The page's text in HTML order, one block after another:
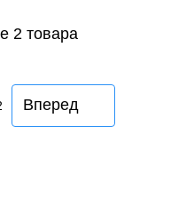
2 товара
Вперед